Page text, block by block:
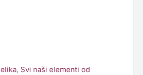
, Svi naši elementi od